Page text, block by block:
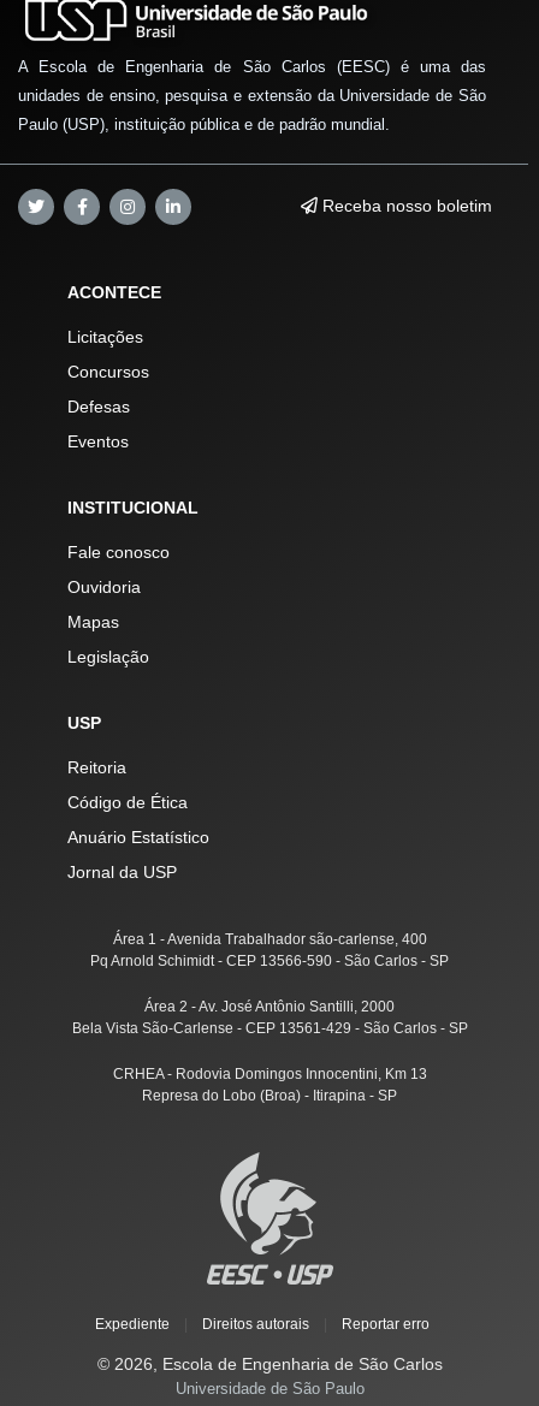
A Escola de Engenharia de São Carlos (EESC) é uma das
unidades de ensino, pesquisa e extensão da Universidade de São
Paulo (USP), instituição pública e de padrão mundial.
Receba nosso boletim
ACONTECE
Licitações
Concursos
Defesas
Eventos
INSTITUCIONAL
Fale conosco
Ouvidoria
Mapas
Legislação
USP
Reitoria
Código de Ética
Anuário Estatístico
Jornal da USP
Área 1 - Avenida Trabalhador são-carlense, 400
Pq Arnold Schimidt - CEP 13566-590 - São Carlos - SP
Área 2 - Av. José Antônio Santilli, 2000
Bela Vista São-Carlense - CEP 13561-429 - São Carlos - SP
CRHEA - Rodovia Domingos Innocentini, Km 13
Represa do Lobo (Broa) - Itirapina - SP
Expediente Direitos autorais Reportar erro
© 2026, Escola de Engenharia de São Carlos
Universidade de São Paulo